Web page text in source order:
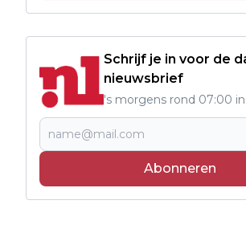
Schrijf je in voor de
nieuwsbrief
's morgens rond 07:00
Abonneren